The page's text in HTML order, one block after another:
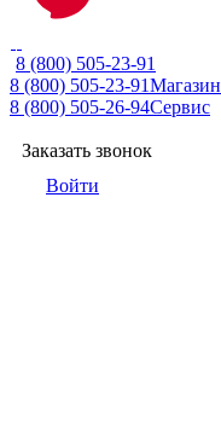
8 (800) 505-23-91
8 (800) 505-23-91Магазин
8 (800) 505-26-94Сервис
Заказать звонок
Войти